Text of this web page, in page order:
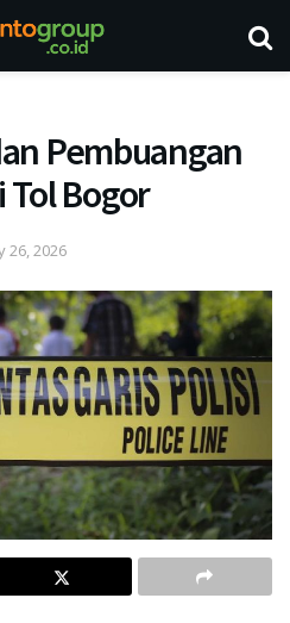
Pembuangan
Tol Bogor
26, 2026